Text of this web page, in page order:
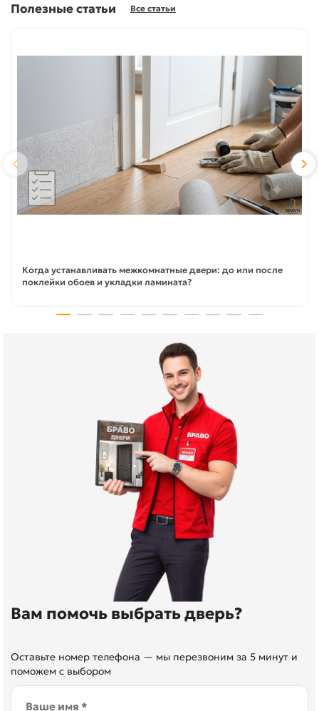
Полезные статьи Все статьи
Когда устанавливать межкомнатные двери: до или после
поклейки обоев и укладки ламината?
Вам помочь выбрать дверь?
Оставьте номер телефона — мы перезвоним за 5 минут и
поможем с выбором